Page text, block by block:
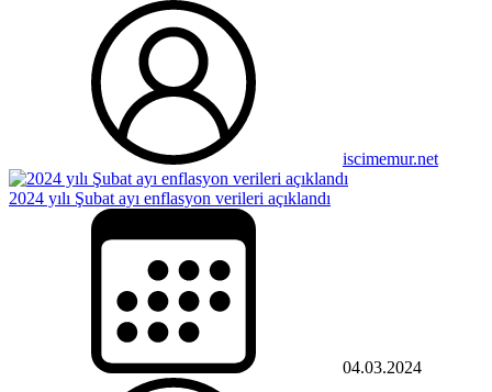
iscimemur.net
2024 yılı Şubat ayı enflasyon verileri açıklandı
04.03.2024